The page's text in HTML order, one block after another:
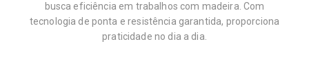
busca eficiência em trabalhos com madeira. Com
tecnologia de ponta e resistência garantida, proporciona
praticidade no dia a dia.